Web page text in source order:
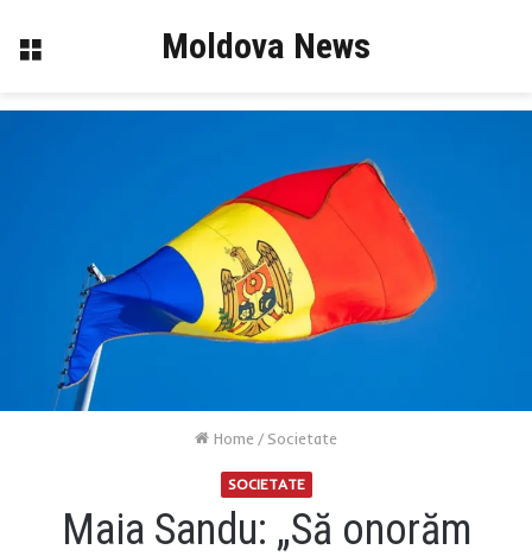
Menu Moldova News
Home / Societate
SOCIETATE
Maia Sandu: „Să onorăm